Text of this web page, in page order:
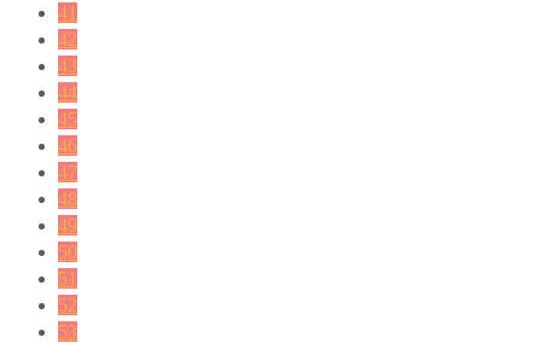
41
42
43
44
45
46
47
48
49
50
51
52
53